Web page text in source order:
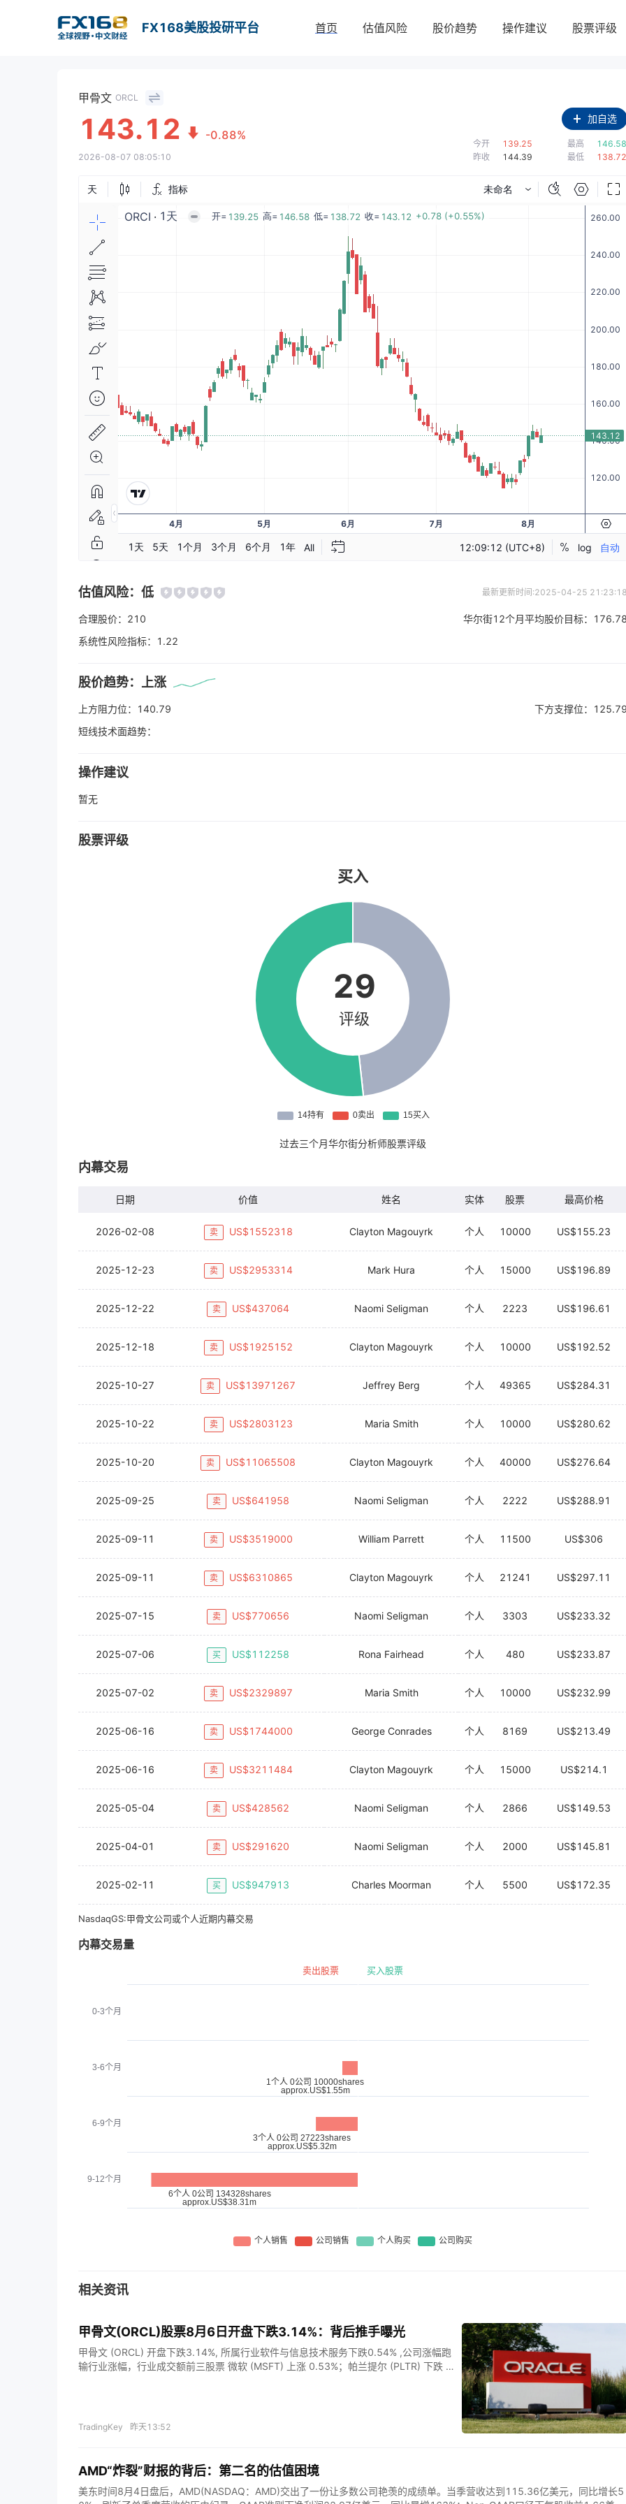
FX168美股投研平台 首页 估值风险 股价趋势 操作建议 股票评级
甲骨文 ORCL
143.12 -0.88%
2026-08-07 08:05:10
加自选
今开 139.25 最高
146.58
昨收
144.39 最低 138.72
估值风险： 低 最新更新时间:2025-04-25
合理股价： 210 华尔街12个月平均股价目标：
系统性风险指标：
1.22
股价趋势： 上涨
上方阻力位： 140.79 下方支撑位：
短线技术面趋势：
操作建议
暂无
股票评级
29
评级
过去三个月华尔街分析师股票评级
内幕交易
日期 价值 姓名 实体 股票 最高价格
2026-02-08 卖 US$1552318 Clayton Magouyrk 个人 10000 US$155.23
2025-12-23 卖 US$2953314 Mark Hura 个人 15000 US$196.89
2025-12-22 卖 US$437064 Naomi Seligman 个人 2223 US$196.61
2025-12-18 卖 US$1925152 Clayton Magouyrk 个人 10000 US$192.52
2025-10-27 卖 US$13971267 Jeffrey Berg 个人 49365 US$284.31
2025-10-22 卖 US$2803123 Maria Smith 个人 10000 US$280.62
2025-10-20 卖 US$11065508 Clayton Magouyrk 个人 40000 US$276.64
2025-09-25 卖 US$641958 Naomi Seligman 个人 2222 US$288.91
2025-09-11 卖 US$3519000 William Parrett 个人 11500 US$306
2025-09-11 卖 US$6310865 Clayton Magouyrk 个人 21241 US$297.11
2025-07-15 卖 US$770656 Naomi Seligman 个人 3303 US$233.32
2025-07-06 买 US$112258 Rona Fairhead 个人 480 US$233.87
2025-07-02 卖 US$2329897 Maria Smith 个人 10000 US$232.99
2025-06-16 卖 US$1744000 George Conrades 个人 8169 US$213.49
2025-06-16 卖 US$3211484 Clayton Magouyrk 个人 15000 US$214.1
2025-05-04 卖 US$428562 Naomi Seligman 个人 2866 US$149.53
2025-04-01 卖 US$291620 Naomi Seligman 个人 2000 US$145.81
2025-02-11 买 US$947913 Charles Moorman 个人 5500 US$172.35
NasdaqGS:甲骨文公司或个人近期内幕交易
内幕交易量
卖出股票 买入股票
相关资讯
甲骨文(ORCL)股票8月6日开盘下跌3.14%：背后推手曝光
甲骨文 (ORCL) 开盘下跌3.14%, 所属行业软件与信息技术服务下跌0.54% ,公司涨幅跑
输行业涨幅，行业成交额前三股票 微软 (MSFT) 上涨 0.53%；帕兰提尔 (PLTR) 下跌 1.
不确定性。对于甲骨文等高增长云服务提供商而言，宏观层面的转变往往会导致估值倍
数面临重估，尤其是在资本密集型数据中心扩张仍是该公司长期战略核心部分的情况
Infrastructure）执行情况的审视日益加深。尽管该公司已成功将自身塑造成人工智能生
态系统中的关键角色，但市场对其积压订单转化可持续性的担忧正在显现。如果关键硬
件的交付周期持续延长，或者企业客户对云支出预算变得更加谨慎，目前赋予该公司云
TradingKey 昨天13:52
AMD“炸裂”财报的背后：第二名的估值困境
美东时间8月4日盘后，AMD(NASDAQ：AMD)交出了一份让多数公司艳羡的成绩单。当季营收达到115.36亿美元，同比增长5